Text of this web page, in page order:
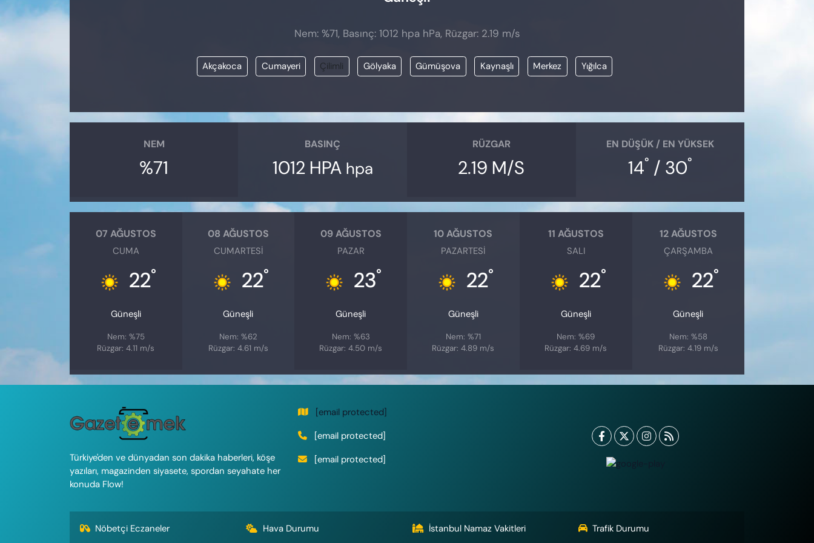
Nem: %71, Basınç: 1012 hpa hPa, Rüzgar: 2.19 m/s
Akçakoca Cumayeri Çilimli Gölyaka Gümüşova Kaynaşlı Merkez Yığılca
NEM
%71
BASINÇ
1012 HPA hpa
RÜZGAR
2.19 M/S
EN DÜŞÜK / EN YÜKSEK
14° / 30°
07 AĞUSTOS
CUMA
22°
Güneşli
Nem: %75
Rüzgar: 4.11 m/s
08 AĞUSTOS
CUMARTESI
22°
Güneşli
Nem: %62
Rüzgar: 4.61 m/s
09 AĞUSTOS
PAZAR
23°
Güneşli
Nem: %63
Rüzgar: 4.50 m/s
10 AĞUSTOS
PAZARTESI
22°
Güneşli
Nem: %71
Rüzgar: 4.89 m/s
11 AĞUSTOS
SALI
22°
Güneşli
Nem: %69
Rüzgar: 4.69 m/s
12 AĞUSTOS
ÇARŞAMBA
22°
Güneşli
Nem: %58
Rüzgar: 4.19 m/s
Türkiye'den ve dünyadan son dakika haberleri, köşe
yazıları, magazinden siyasete, spordan seyahate her
konuda Flow!
[email protected]
[email protected]
[email protected]
Nöbetçi Eczaneler Hava Durumu İstanbul Namaz Vakitleri Trafik Durumu
KADIN
VAN VE DİYARBAKIR HABERLERİ